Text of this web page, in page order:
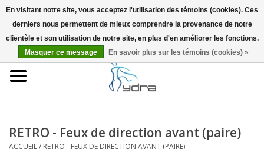
EUR
Accueil
RETRO - Feux de direction avant (paire)
ACCUEIL/ RETRO - FEUX DE DIRECTION AVANT (PAIRE)
En visitant notre site, vous acceptez l'utilisation des témoins (cookies). Ces
derniers nous permettent de mieux comprendre la provenance de notre
clientèle et son utilisation de notre site, en plus d'en améliorer les fonctions.
Masquer ce message
En savoir plus sur les témoins (cookies) »